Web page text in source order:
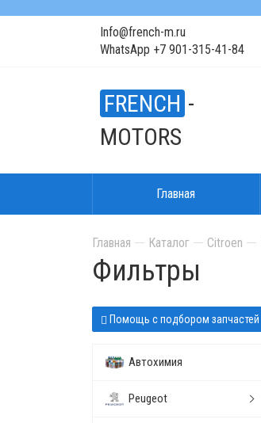
Info@french-m.ru
WhatsApp +7 901-315-41-84
FRENCH -
MOTORS
Главная
Главная Каталог Citroen
Фильтры
Помощь с подбором запчастей
Автохимия
Peugeot